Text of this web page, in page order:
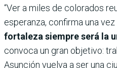
“Ver a miles de colorados
esperanza, confirma una
fortaleza siempre será la
convoca un gran objetivo:
Asunción vuelva a ser una